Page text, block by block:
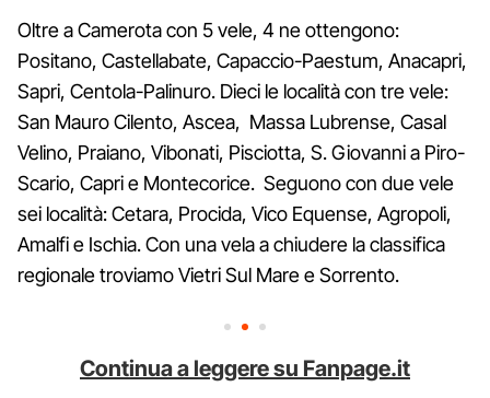
Oltre a Camerota con 5 vele, 4 ne ottengono:
Positano, Castellabate, Capaccio-Paestum, Anacapri,
Sapri, Centola-Palinuro. Dieci le località con tre vele:
San Mauro Cilento, Ascea, Massa Lubrense, Casal
Velino, Praiano, Vibonati, Pisciotta, S. Giovanni a Piro-
Scario, Capri e Montecorice. Seguono con due vele
sei località: Cetara, Procida, Vico Equense, Agropoli,
Amalfi e Ischia. Con una vela a chiudere la classifica
regionale troviamo Vietri Sul Mare e Sorrento.
Continua a leggere su Fanpage.it